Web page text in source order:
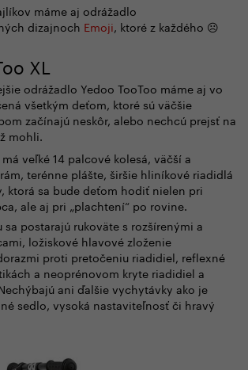
máme aj odrážadlo
dizajnoch Emoji, ktoré z každého ☹️
XL
odrážadlo Yedoo TooToo máme aj vo
všetkým deťom, ktoré sú väčšie
začínajú neskôr, alebo nechcú prejsť na
mohli.
veľké 14 palcové kolesá, väčší a
terénne plášte, širšie hliníkové riadidlá
ktorá sa bude deťom hodiť nielen pri
ale aj pri „plachtení“ po rovine.
sa postarajú rukoväte s rozšírenými a
ložiskové hlavové zloženie
proti pretočeniu riadidiel, reflexné
a neoprénovom kryte riadidiel a
ani ďalšie vychytávky ako je
sedlo, vysoká nastaviteľnosť či hravý